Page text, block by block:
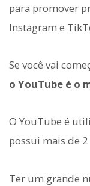
para promover
Instagram e
Se você vai
o YouTube é o
O YouTube é
possui mais de
Ter um grande